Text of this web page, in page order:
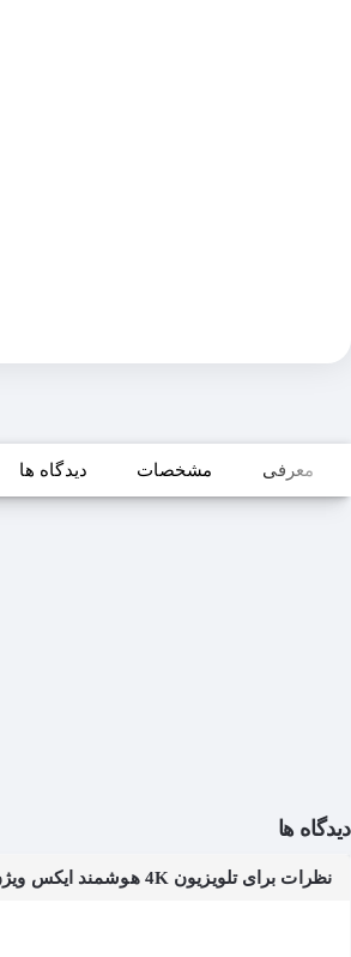
معرفی مشخصات دیدگاه ها
دیدگاه ها
نظرات برای تلویزیون 4K هوشمند ایکس ویژن LED TV 4K XVISION 49XTU725 سایز 49 اینچ